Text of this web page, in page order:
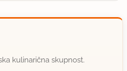
kulinarična skupnost.